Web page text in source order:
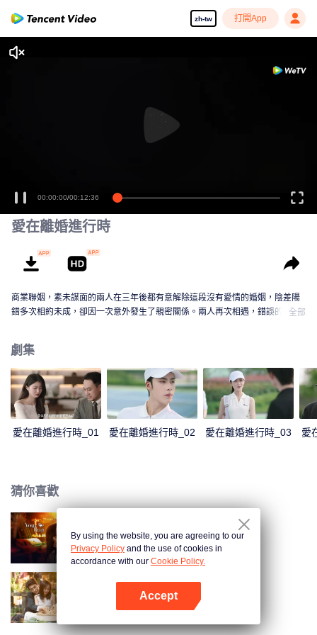
zh-tw 打開App
00:00:00/00:12:36
愛在離婚進行時
商業聯姻，素未謀面的兩人在三年後都有意解除這段沒有愛情的婚姻，陰差陽
錯多次相約未成，卻因一次意外發生了親密關係。兩人再次相遇，錯誤的情感
全部
劇集
愛在離婚進行時_01 愛在離婚進行時_02 愛在離婚進行時_03 愛
猜你喜歡
步步深陷
以愛為契
By using the website, you are agreeing to our
Privacy Policy and the use of cookies in
accordance with our Cookie Policy.
Accept